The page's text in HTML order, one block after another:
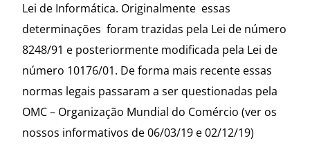
Lei de Informática. Originalmente essas
determinações foram trazidas pela Lei de número
8248/91 e posteriormente modificada pela Lei de
número 10176/01. De forma mais recente essas
normas legais passaram a ser questionadas pela
OMC – Organização Mundial do Comércio (ver os
nossos informativos de 06/03/19 e 02/12/19)